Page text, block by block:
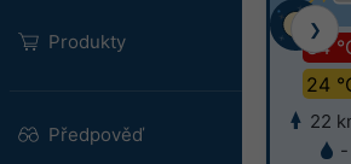
Produkty
Předpověď
34
24
22
-
❯